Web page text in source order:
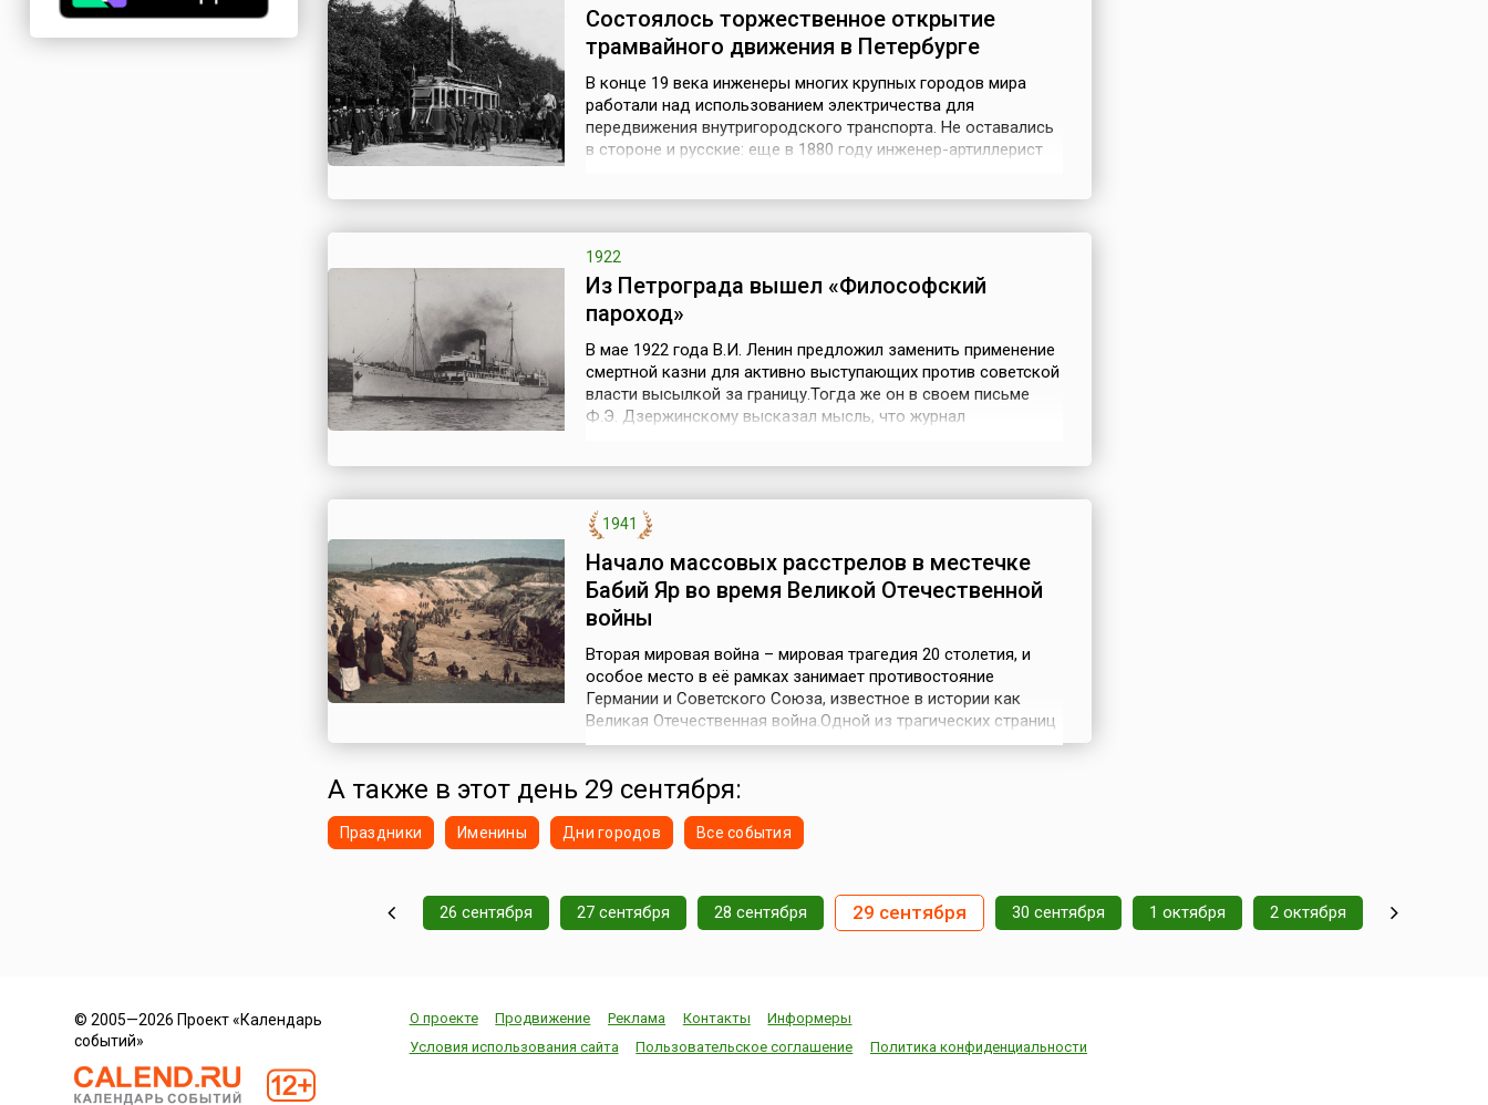
Состоялось торжественное открытие
трамвайного движения в Петербурге
В конце 19 века инженеры многих крупных городов мира
работали над использованием электричества для
передвижения внутригородского транспорта. Не оставались
в стороне и русские: еще в 1880 году инженер-артиллерист
полтора десятилетия во многих...
1922
Из Петрограда вышел «Философский
пароход»
В мае 1922 года В.И. Ленин предложил заменить применение
смертной казни для активно выступающих против советской
власти высылкой за границу.Тогда же он в своем письме
Ф.Э. Дзержинскому высказал мысль, что журнал
молодежи. Надо поставить дело так...
1941
Начало массовых расстрелов в местечке
Бабий Яр во время Великой Отечественной
войны
Вторая мировая война – мировая трагедия 20 столетия, и
особое место в её рамках занимает противостояние
Германии и Советского Союза, известное в истории как
Великая Отечественная война.Одной из трагических страниц
Великой Отечественной войны стали события у местечка
сентября 1941 года начались массовые расстрелы мирного
населения города. Мно...
А также в этот день 29 сентября:
Праздники Именины Дни городов Все события
26 сентября 27 сентября 28 сентября 29 сентября 30 сентября 1 октября 2 октября
© 2005—2026 Проект «Календарь
событий»
О проекте Продвижение Реклама Контакты
Информеры
Условия использования сайта
Пользовательское соглашение Политика конфиденциальности